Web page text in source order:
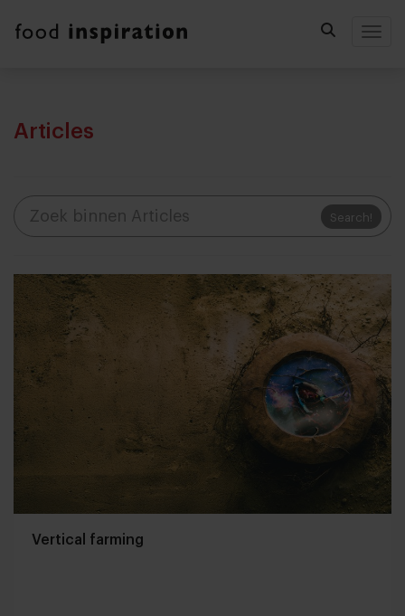
Articles
Search!
Vertical farming